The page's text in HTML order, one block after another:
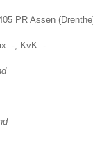
PR Assen (Drenthe
- , KvK: -